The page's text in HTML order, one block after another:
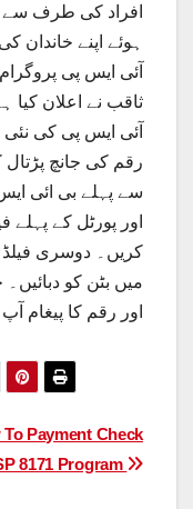
افراد کی طرف سے
ہوئے اپنے خاندان
آئی ایس پی
ثاقب نے اعلان کیا
رقم کی جانچ
سے پہلے بی ائی
اور پورٹل کے
کریں۔ دوسری فیلڈ
میں بٹن کو
اور رقم کا پیغام
To Payment Check
8171 Program